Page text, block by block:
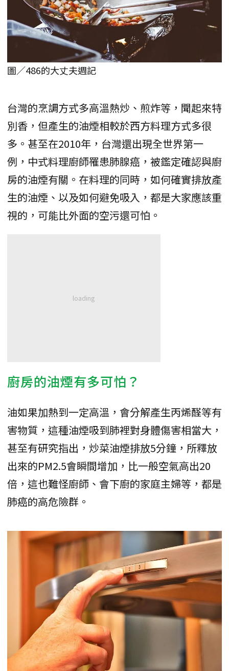
圖／486的大丈夫週記
台灣的烹調方式多高溫熱炒、煎炸等，聞起來特
別香，但產生的油煙相較於西方料理方式多很
多。甚至在2010年，台灣還出現全世界第一
例，中式料理廚師罹患肺腺癌，被鑑定確認與廚
房的油煙有關。在料理的同時，如何確實排放產
生的油煙、以及如何避免吸入，都是大家應該重
視的，可能比外面的空污還可怕。
廚房的油煙有多可怕？
油如果加熱到一定高溫，會分解產生丙烯醛等有
害物質，這種油煙吸到肺裡對身體傷害相當大，
甚至有研究指出，炒菜油煙排放5分鐘，所釋放
出來的PM2.5會瞬間增加，比一般空氣高出20
倍，這也難怪廚師、會下廚的家庭主婦等，都是
肺癌的高危險群。